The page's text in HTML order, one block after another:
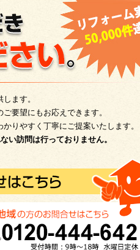
ます。
要望にもお応えできます。
りやすく丁寧にご提案いたします。
い訪問は行っておりません。